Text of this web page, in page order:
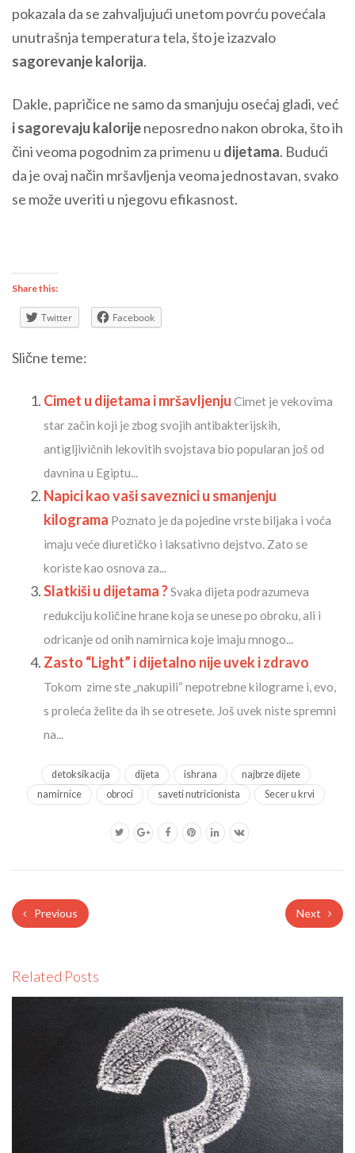
pokazala da se zahvaljujući unetom povrću povećala
unutrašnja temperatura tela, što je izazvalo
sagorevanje kalorija.
Dakle, papričice ne samo da smanjuju osećaj gladi, već
i sagorevaju kalorijeneposredno nakon obroka, što ih
čini veoma pogodnim za primenu u dijetama. Budući
da je ovaj način mršavljenja veoma jednostavan, svako
se može uveriti u njegovu efikasnost.
Share this:
Twitter Facebook
Slične teme:
Cimet u dijetama i mršavljenju Cimet je vekovima
star začin koji je zbog svojih antibakterijskih,
antigljivičnih lekovitih svojstava bio popularan još od
davnina u Egiptu...
Napici kao vaši saveznici u smanjenju
kilograma Poznato je da pojedine vrste biljaka i voća
imaju veće diuretičko i laksativno dejstvo. Zato se
koriste kao osnova za...
Slatkiši u dijetama ?Svaka dijeta podrazumeva
redukciju količine hrane koja se unese po obroku, ali i
odricanje od onih namirnica koje imaju mnogo...
Zasto “Light” i dijetalno nije uvek i zdravo
Tokom zime ste „nakupili“ nepotrebne kilograme i, evo,
s proleća želite da ih se otresete. Još uvek niste spremni
na...
detoksikacija dijeta ishrana
najbrze dijete
namirnice
obroci saveti nutricionista Secer u krvi
Previous Next
Related Posts